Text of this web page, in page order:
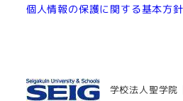
個人情報の保護に関する基本方針
学校法人聖学院